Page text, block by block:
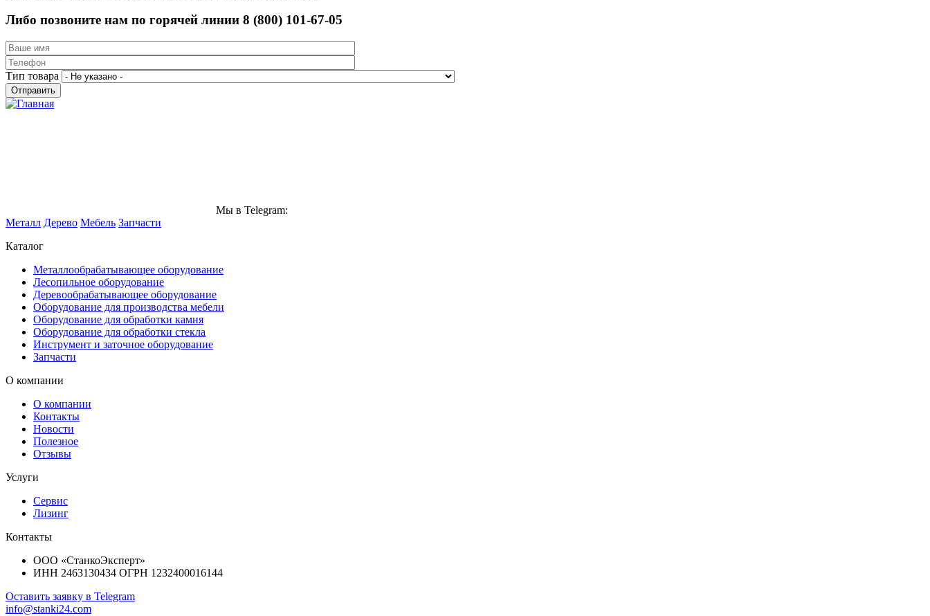
Либо позвоните нам по горячей линии 8 (800) 101-67-05
Тип товара
Мы в Telegram:
Металл Дерево Мебель Запчасти
Каталог
Металлообрабатывающее оборудование
Лесопильное оборудование
Деревообрабатывающее оборудование
Оборудование для производства мебели
Оборудование для обработки камня
Оборудование для обработки стекла
Инструмент и заточное оборудование
Запчасти
О компании
О компании
Контакты
Новости
Полезное
Отзывы
Услуги
Сервис
Лизинг
Контакты
ООО «СтанкоЭксперт»
ИНН 2463130434 ОГРН 1232400016144
Оставить заявку в Telegram
info@stanki24.com